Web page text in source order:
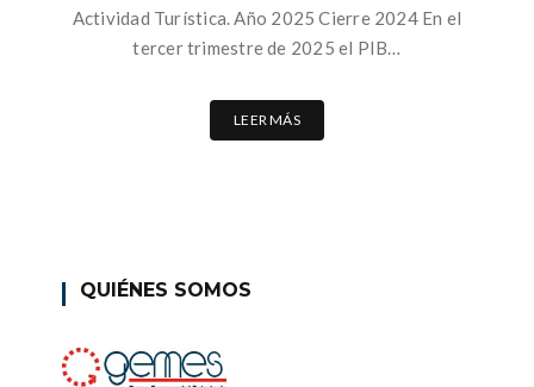
Actividad Turística. Año 2025 Cierre 2024 En el
tercer trimestre de 2025 el PIB…
LEER MÁS
QUIÉNES SOMOS